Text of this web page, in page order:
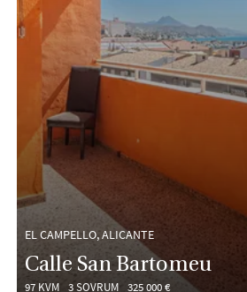
EL CAMPELLO, ALICANTE
Calle San Bartomeu
97 KVM 3 SOVRUM 325 000 €